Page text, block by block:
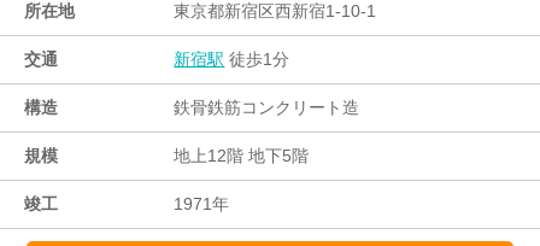
所在地 東京都新宿区西新宿1-10-1
交通 新宿駅 徒歩1分
構造 鉄骨鉄筋コンクリート造
規模 地上12階 地下5階
竣工 1971年